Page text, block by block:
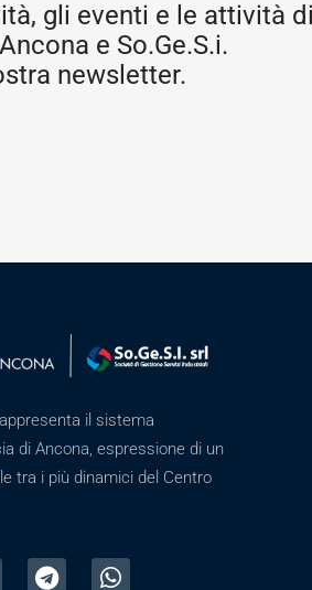
gli eventi e le attività di
e So.Ge.S.i.
newsletter.
il sistema
di Ancona, espressione di un
tra i più dinamici del Centro